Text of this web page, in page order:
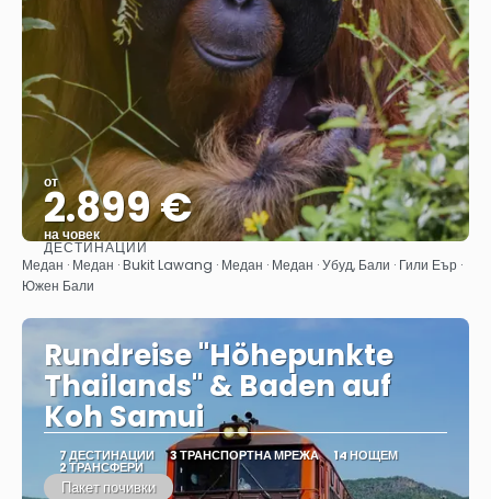
от
2.899 €
на човек
Вижте
ДЕСТИНАЦИИ
Медан · Медан · Bukit Lawang · Медан · Медан · Убуд, Бали · Гили Еър ·
Южен Бали
Rundreise "Höhepunkte
Thailands" & Baden auf
Koh Samui
7 ДЕСТИНАЦИИ 3 ТРАНСПОРТНА МРЕЖА 14 НОЩЕМ
2 ТРАНСФЕРИ
Пакет почивки